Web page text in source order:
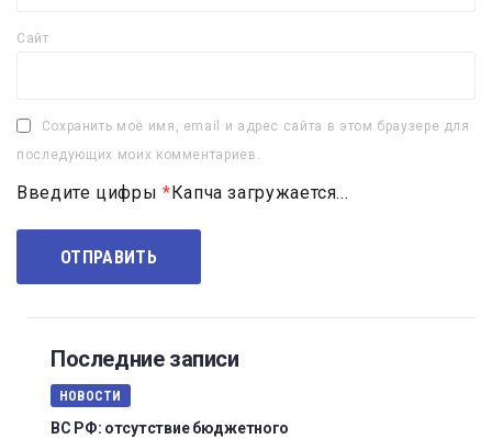
Сайт
Сохранить моё имя, email и адрес сайта в этом браузере для
последующих моих комментариев.
Введите цифры *Капча загружается...
Последние записи
НОВОСТИ
ВС РФ: отсутствие бюджетного